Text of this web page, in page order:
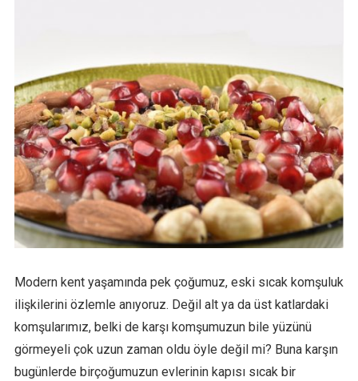
Modern kent yaşamında pek çoğumuz, eski sıcak komşuluk
ilişkilerini özlemle anıyoruz. Değil alt ya da üst katlardaki
komşularımız, belki de karşı komşumuzun bile yüzünü
görmeyeli çok uzun zaman oldu öyle değil mi? Buna karşın
bugünlerde birçoğumuzun evlerinin kapısı sıcak bir